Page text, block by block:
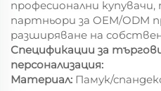
професионални
партньори за OEM/ODM
разширяване на
Спецификации за
персонализация:
Материал: Памук/